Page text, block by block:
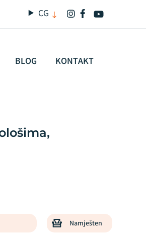
CG
BLOG KONTAKT
PRODAJA
Namješten